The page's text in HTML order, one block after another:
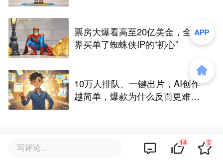
票房大爆看高至20亿美金，全世
界买单了蜘蛛侠IP的“初心”
10万人排队、一键出片，AI创作
越简单，爆款为什么反而更难做
评论区
写评论... 14 2